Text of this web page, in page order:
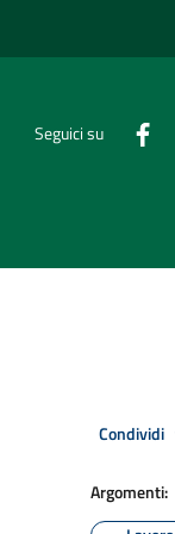
Seguici su
Condividi
Argomenti: